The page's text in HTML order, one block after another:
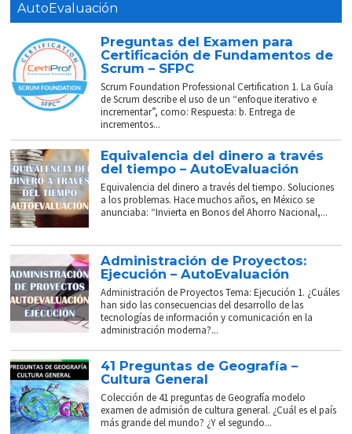
AutoEvaluación
Preguntas del Examen para
Certificación de Fundamentos de
Scrum – SFPC
Scrum Foundation Professional Certification 1. La Guía
de Scrum describe el uso de un “enfoque iterativo e
incrementar”, como: Respuesta: b. Entrega de
incrementos...
Equivalencia del dinero a través
del tiempo – AutoEvaluación
Equivalencia del dinero a través del tiempo. Soluciones
a los problemas. Hace muchos años, en México se
anunciaba: “Invierta en Bonos del Ahorro Nacional,...
Administración de Proyectos:
Ejecución – AutoEvaluación
Administración de Proyectos Tema: Ejecución 1. ¿Cuáles
han sido las consecuencias del desarrollo de las
tecnologías de información y comunicación en la
administración moderna?...
41 Preguntas de Geografía –
Cultura General
Colección de 41 preguntas de Geografía modelo
examen de admisión de cultura general. ¿Cuál es el país
más grande del mundo? ¿Y el segundo...